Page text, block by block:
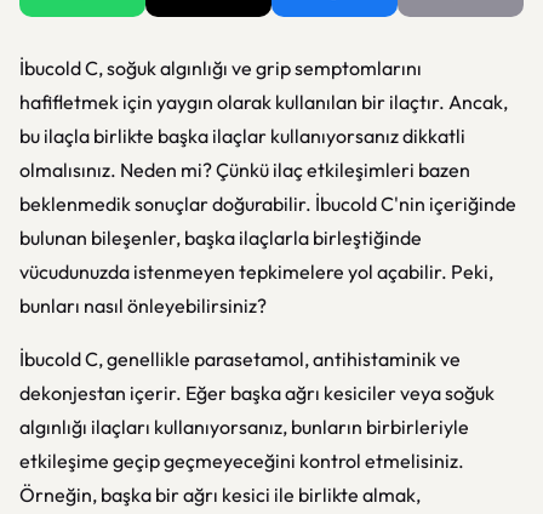
İbucold C, soğuk algınlığı ve grip semptomlarını
hafifletmek için yaygın olarak kullanılan bir ilaçtır. Ancak,
bu ilaçla birlikte başka ilaçlar kullanıyorsanız dikkatli
olmalısınız. Neden mi? Çünkü ilaç etkileşimleri bazen
beklenmedik sonuçlar doğurabilir. İbucold C'nin içeriğinde
bulunan bileşenler, başka ilaçlarla birleştiğinde
vücudunuzda istenmeyen tepkimelere yol açabilir. Peki,
bunları nasıl önleyebilirsiniz?
İbucold C, genellikle parasetamol, antihistaminik ve
dekonjestan içerir. Eğer başka ağrı kesiciler veya soğuk
algınlığı ilaçları kullanıyorsanız, bunların birbirleriyle
etkileşime geçip geçmeyeceğini kontrol etmelisiniz.
Örneğin, başka bir ağrı kesici ile birlikte almak,